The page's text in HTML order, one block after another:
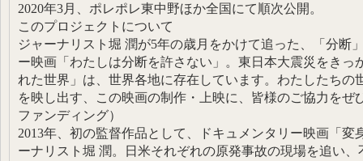
2020年3月、ポレポレ東中野ほか全国にて順次公開。
このプロジェクトについて
ジャーナリスト堀 潤が5年の歳月をかけて追った、「分
ー映画「わたしは分断を許さない」。東日本大震災をきっ
れた世界」は、世界各地に存在しています。わたしたちの
を映し出す、この映画の制作・上映に、皆様のご協力をぜ
ファンディング）
2013年、初の監督作品として、ドキュメンタリー映画「変
ーナリスト堀 潤。日米それぞれの原発事故の現場を追い